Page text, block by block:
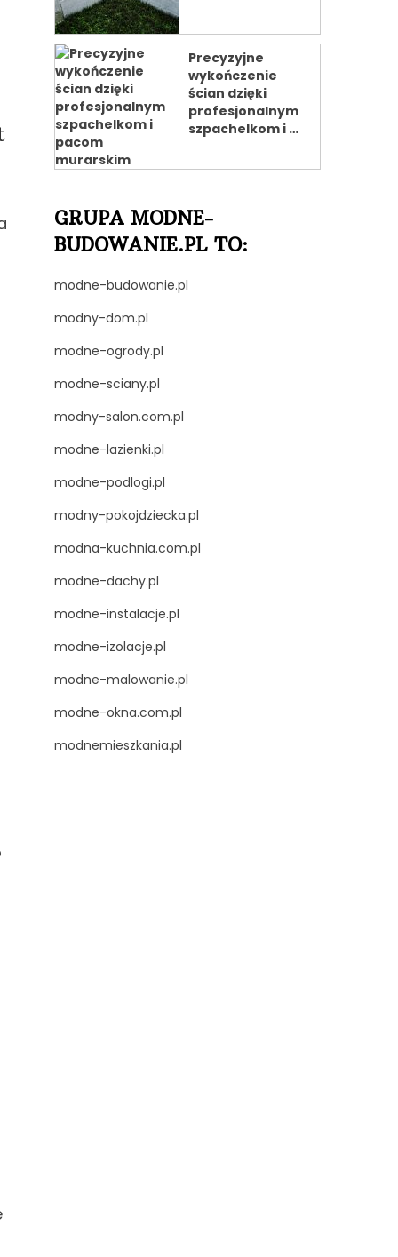
Precyzyjne
wykończenie
ścian dzięki
profesjonalnym
szpachelkom i …
GRUPA MODNE-
BUDOWANIE.PL TO:
modne-budowanie.pl
modny-dom.pl
modne-ogrody.pl
modne-sciany.pl
modny-salon.com.pl
modne-lazienki.pl
modne-podlogi.pl
modny-pokojdziecka.pl
modna-kuchnia.com.pl
modne-dachy.pl
modne-instalacje.pl
modne-izolacje.pl
modne-malowanie.pl
modne-okna.com.pl
modnemieszkania.pl